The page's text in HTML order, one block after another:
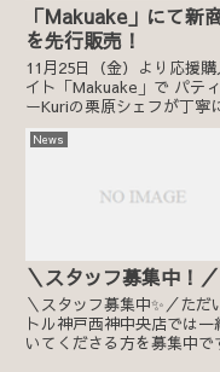
「Makuake」にて新
を先行販売！
11月25日（金）より応援購
イト「Makuake」で パテ
ーKuriの栗原シェフが丁寧
ねで作り上げた、新タイプ
ーツケーキ＜パン・ド・エ
10：30～公...
News
＼スタッフ募集中！／
＼スタッフ募集中✨／ただ
トル神戸西神中央店では一
いてくださる方を募集中で